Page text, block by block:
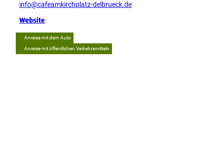
info@cafeamkirchplatz-delbrueck.de
Website
Anreise mit dem Auto
Anreise mit öffentlichen Verkehrsmitteln